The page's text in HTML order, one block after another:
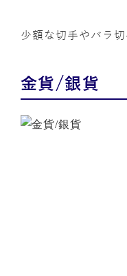
少額な切手やバラ
金貨/銀貨